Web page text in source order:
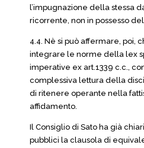
l’impugnazione della stessa
ricorrente, non in possesso
4.4. Nè si può affermare, poi,
integrare le norme della lex
imperative ex art.1339 c.c.,
complessiva lettura della
di ritenere operante nella
affidamento.
Il Consiglio di Sato ha già
pubblici la clausola di